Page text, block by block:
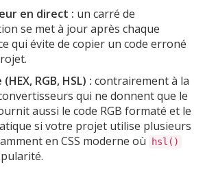
en direct : un carré de
se met à jour après chaque
qui évite de copier un code erroné
RGB, HSL) : contrairement à la
qui ne donnent que le
aussi le code RGB formaté et le
si votre projet utilise plusieurs
en CSS moderne où
hsl()